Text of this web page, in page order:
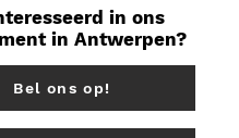
in ons
in Antwerpen?
Bel ons op!